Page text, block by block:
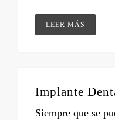
LEER MÁS
Implante
Siempre que se